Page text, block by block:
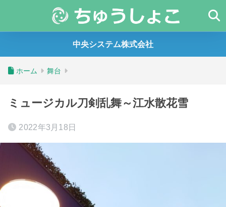
中央システム株式会社
ホーム 舞台
ミュージカル刀剣乱舞～江水散花雪
2022年3月18日